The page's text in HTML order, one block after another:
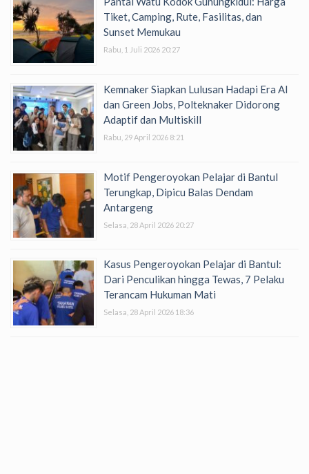
Tiket, Camping, Rute, Fasilitas, dan
Sunset Memukau
Rabu, 1 Juli 2026 20:27
Kemnaker Siapkan Lulusan Hadapi Era AI
dan Green Jobs, Polteknaker Didorong
Adaptif dan Multiskill
Rabu, 29 April 2026 8:21
Motif Pengeroyokan Pelajar di Bantul
Terungkap, Dipicu Balas Dendam
Antargeng
Selasa, 28 April 2026 20:27
Kasus Pengeroyokan Pelajar di Bantul:
Dari Penculikan hingga Tewas, 7 Pelaku
Terancam Hukuman Mati
Selasa, 28 April 2026 18:36